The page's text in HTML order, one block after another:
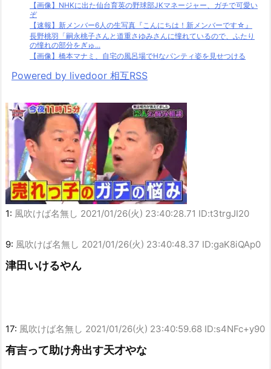
【画像】NHKに出た仙台育英の野球部JKマネージャー、ガチで可愛い
ぞ
【速報】新メンバー6人の生写真『こんにちは！新メンバーです☆』
長野桃羽「嗣永桃子さんと道重さゆみさんに憧れているので、ふたり
の憧れの部分をぎゅ...
【画像】橋本マナミ、自宅の風呂場でHなパンティ姿を見せつける
Powered by livedoor 相互RSS
1: 風吹けば名無し 2021/01/26(火) 23:40:28.71 ID:t3trgJI20
9: 風吹けば名無し 2021/01/26(火) 23:40:48.37 ID:gaK8iQAp0
津田いけるやん
17: 風吹けば名無し 2021/01/26(火) 23:40:59.68 ID:s4NFc+y90
有吉って助け舟出す天才やな